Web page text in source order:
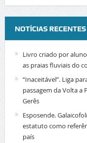
NOTÍCIAS RECENTES
Livro criado por
as praias fluviais do
“Inaceitável”. Liga
passagem da Volta a
Gerês
Esposende.
estatuto como
país